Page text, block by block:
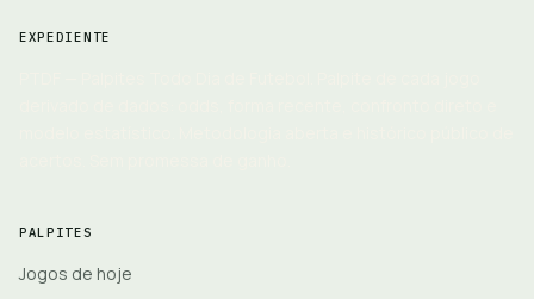
EXPEDIENTE
PALPITES
Jogos de hoje